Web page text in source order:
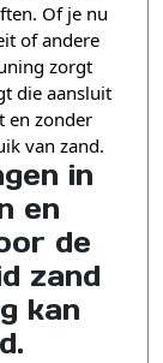
Of je nu
of andere
zorgt
die aansluit
en zonder
van zand.
in
en
de
zand
kan